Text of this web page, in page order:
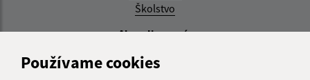
Používame cookies
Školstvo
Aktualizované:
04.08.2026 11:27 hod.